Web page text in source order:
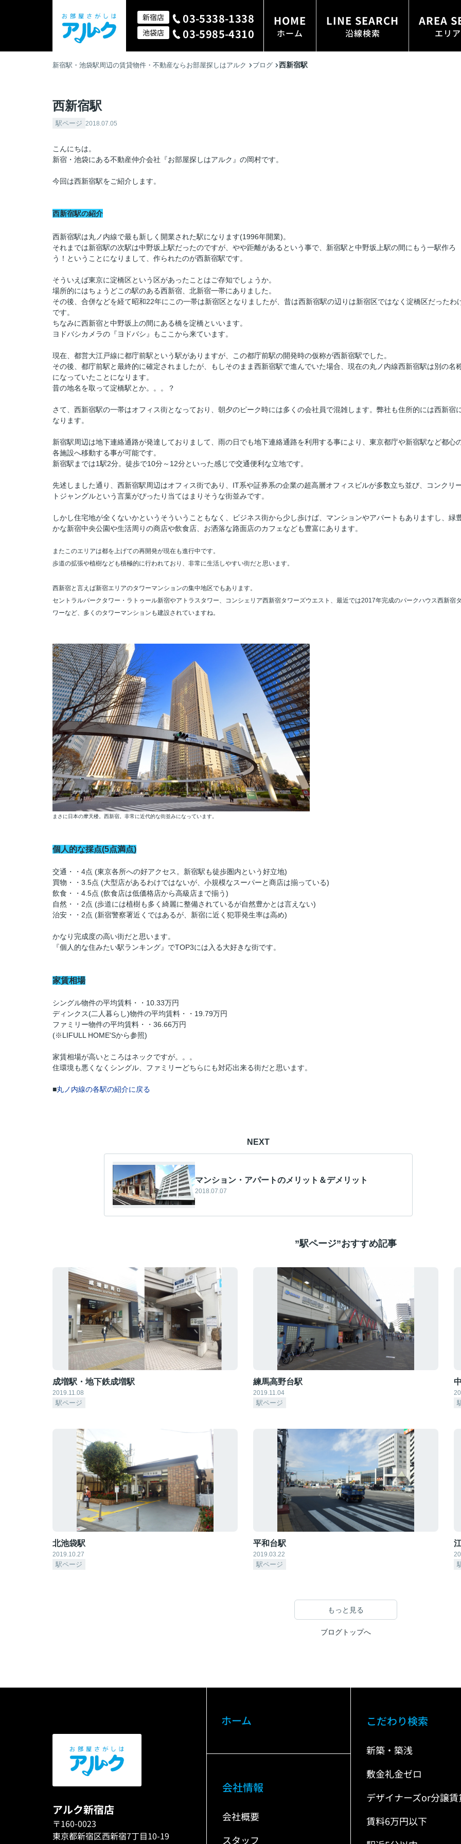
新宿店 03-5338-1338
池袋店 03-5985-4310
HOME
ホーム
LINE SEARCH
沿線検索
AREA
エリ
新宿駅・池袋駅周辺の賃貸物件・不動産ならお部屋探しはアルク ブログ 西新宿駅
西新宿駅
駅ページ 2018.07.05
こんにちは。
新宿・池袋にある不動産仲介会社『お部屋探しはアルク』の岡村です。
今回は西新宿駅をご紹介します。
西新宿駅の紹介
西新宿駅は丸ノ内線で最も新しく開業された駅になります(1996年開業)。
それまでは新宿駅の次駅は中野坂上駅だったのですが、やや距離があるという事で、新宿駅と中野坂上駅の間にもう一駅作ろ
う！ということになりまして、作られたのが西新宿駅です。
そういえば東京に淀橋区という区があったことはご存知でしょうか。
場所的にはちょうどこの駅のある西新宿、北新宿一帯にありました。
その後、合併などを経て昭和22年にこの一帯は新宿区となりましたが、昔は西新宿駅の辺りは新宿区ではなく淀橋区だったわ
です。
ちなみに西新宿と中野坂上の間にある橋を淀橋といいます。
ヨドバシカメラの『ヨドバシ』もここから来ています。
現在、都営大江戸線に都庁前駅という駅がありますが、この都庁前駅の開発時の仮称が西新宿駅でした。
その後、都庁前駅と最終的に確定されましたが、もしそのまま西新宿駅で進んでいた場合、現在の丸ノ内線西新宿駅は別の名
になっていたことになります。
昔の地名を取って淀橋駅とか。。。？
さて、西新宿駅の一帯はオフィス街となっており、朝夕のピーク時には多くの会社員で混雑します。弊社も住所的には西新宿
なります。
新宿駅周辺は地下連絡通路が発達しておりまして、雨の日でも地下連絡通路を利用する事により、東京都庁や新宿駅など都心
各施設へ移動する事が可能です。
新宿駅までは1駅2分。徒歩で10分～12分といった感じで交通便利な立地です。
先述しました通り、西新宿駅周辺はオフィス街であり、IT系や証券系の企業の超高層オフィスビルが多数立ち並び、コンクリ
トジャングルという言葉がぴったり当てはまりそうな街並みです。
しかし住宅地が全くないかというそういうこともなく、ビジネス街から少し歩けば、マンションやアパートもありますし、緑
かな新宿中央公園や生活周りの商店や飲食店、お洒落な路面店のカフェなども豊富にあります。
またこのエリアは都を上げての再開発が現在も進行中です。
歩道の拡張や植樹なども積極的に行われており、非常に生活しやすい街だと思います。
西新宿と言えば新宿エリアのタワーマンションの集中地区でもあります。
セントラルパークタワー・ラトゥール新宿やアトラスタワー、コンシェリア西新宿タワーズウエスト、最近では2017年完成のパークハウス西新宿
ワーなど、多くのタワーマンションも建設されていますね。
まさに日本の摩天楼。西新宿。非常に近代的な街並みになっています。
個人的な採点(5点満点)
交通・・4点 (東京各所への好アクセス。新宿駅も徒歩圏内という好立地)
買物・・3.5点 (大型店があるわけではないが、小規模なスーパーと商店は揃っている)
飲食・・4.5点 (飲食店は低価格店から高級店まで揃う)
自然・・2点 (歩道には植樹も多く綺麗に整備されているが自然豊かとは言えない)
治安・・2点 (新宿警察署近くではあるが、新宿に近く犯罪発生率は高め)
かなり完成度の高い街だと思います。
『個人的な住みたい駅ランキング』でTOP3には入る大好きな街です。
家賃相場
シングル物件の平均賃料・・10.33万円
ディンクス(二人暮らし)物件の平均賃料・・19.79万円
ファミリー物件の平均賃料・・36.66万円
(※LIFULL HOME'Sから参照)
家賃相場が高いところはネックですが。。。
住環境も悪くなくシングル、ファミリーどちらにも対応出来る街だと思います。
■丸ノ内線の各駅の紹介に戻る
NEXT
マンション・アパートのメリット＆デメリット
2018.07.07
”駅ページ”おすすめ記事
成増駅・地下鉄成増駅
2019.11.08
駅ページ
練馬高野台駅
2019.11.04
駅ページ
北池袋駅
2019.10.27
駅ページ
平和台駅
2019.03.22
駅ページ
もっと見る
ブログトップへ
アルク新宿店
〒160-0023
東京都新宿区西新宿7丁目10-19
ホーム
会社情報
会社概要
スタッフ
こだわり検索
新築・築浅
敷金礼金ゼロ
デザイナーズor分譲賃
賃料6万円以下